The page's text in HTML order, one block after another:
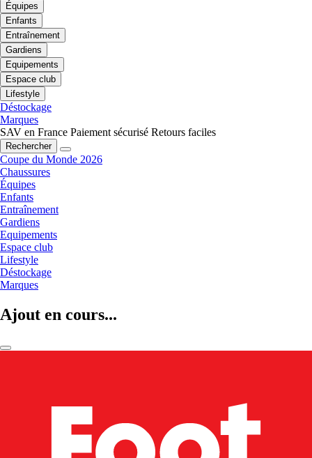
Équipes
Enfants
Entraînement
Gardiens
Equipements
Espace club
Lifestyle
Déstockage
Marques
SAV en France Paiement sécurisé Retours faciles
Rechercher
Coupe du Monde 2026
Chaussures
Équipes
Enfants
Entraînement
Gardiens
Equipements
Espace club
Lifestyle
Déstockage
Marques
Ajout en cours...